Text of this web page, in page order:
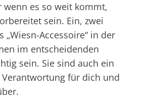
wenn es so weit kommt,
sein. Ein, zwei
„Wiesn-Accessoire“ in der
im entscheidenden
sein. Sie sind auch ein
für dich und